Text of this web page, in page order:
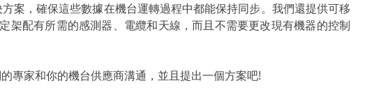
案，確保這些數據在機台運轉過程中都能保持同步。我們還提供可移
架配有所需的感測器、電纜和天線，而且不需要更改現有機器的控制
專家和你的機台供應商溝通，並且提出一個方案吧!